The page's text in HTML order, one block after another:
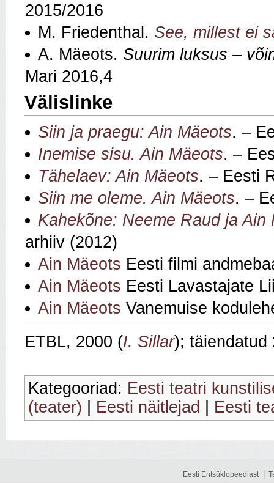
2015/2016
M. Friedenthal. See, millest ei
A. Mäeots. Suurim luksus –
Mari 2016,4
Välislinke
Siin ja praegu: Ain Mäeots. –
Inemise sisu. Ain Mäeots. –
Tähelaev: Ain Mäeots. – Eesti
Siin me oleme. Ain Mäeots. –
Kahekõne: Neeme Raud ja Ain
arhiiv (2012)
Ain Mäeots Eesti filmi
Ain Mäeots Eesti Lavastajate
Ain Mäeots Vanemuise
ETBL, 2000 (I. Sillar); täiendatud
Kategooriad: Eesti teatri
(teater)
Eesti näitlejad Eesti
Eesti Entsüklopeediast